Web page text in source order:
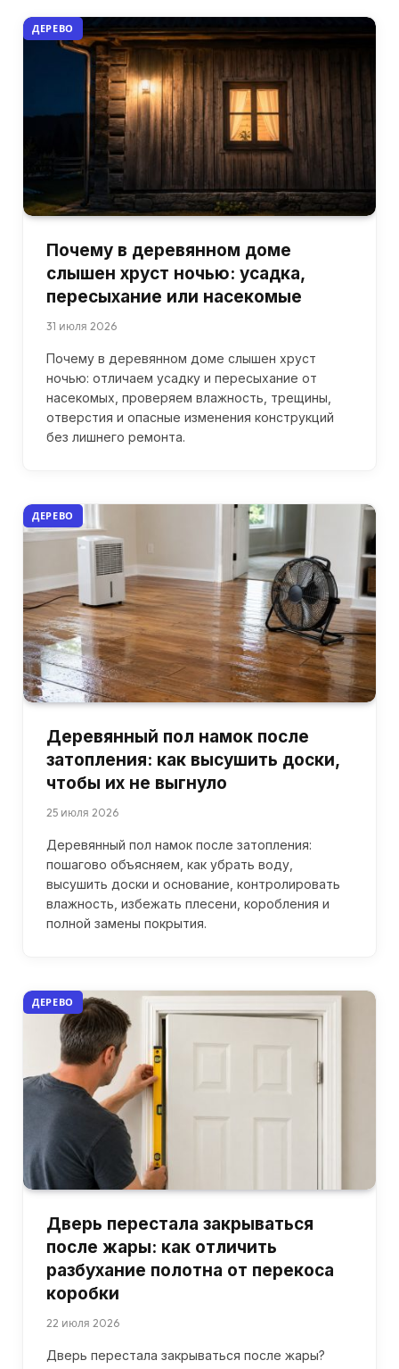
ДЕРЕВО
Почему в деревянном доме
слышен хруст ночью: усадка,
пересыхание или насекомые
31 июля 2026
Почему в деревянном доме слышен хруст
ночью: отличаем усадку и пересыхание от
насекомых, проверяем влажность, трещины,
отверстия и опасные изменения конструкций
без лишнего ремонта.
ДЕРЕВО
Деревянный пол намок после
затопления: как высушить доски,
чтобы их не выгнуло
25 июля 2026
Деревянный пол намок после затопления:
пошагово объясняем, как убрать воду,
высушить доски и основание, контролировать
влажность, избежать плесени, коробления и
полной замены покрытия.
ДЕРЕВО
Дверь перестала закрываться
после жары: как отличить
разбухание полотна от перекоса
коробки
22 июля 2026
Дверь перестала закрываться после жары?